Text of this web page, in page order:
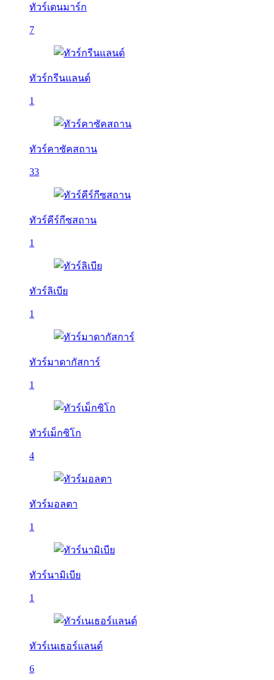
ทัวร์เดนมาร์ก
7
ทัวร์กรีนแลนด์
1
ทัวร์คาซัคสถาน
33
ทัวร์คีร์กีซสถาน
1
ทัวร์ลิเบีย
1
ทัวร์มาดากัสการ์
1
ทัวร์เม็กซิโก
4
ทัวร์มอลตา
1
ทัวร์นามิเบีย
1
ทัวร์เนเธอร์แลนด์
6